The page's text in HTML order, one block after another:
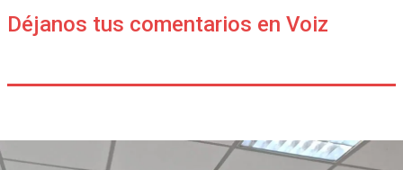
Déjanos tus comentarios en Voiz